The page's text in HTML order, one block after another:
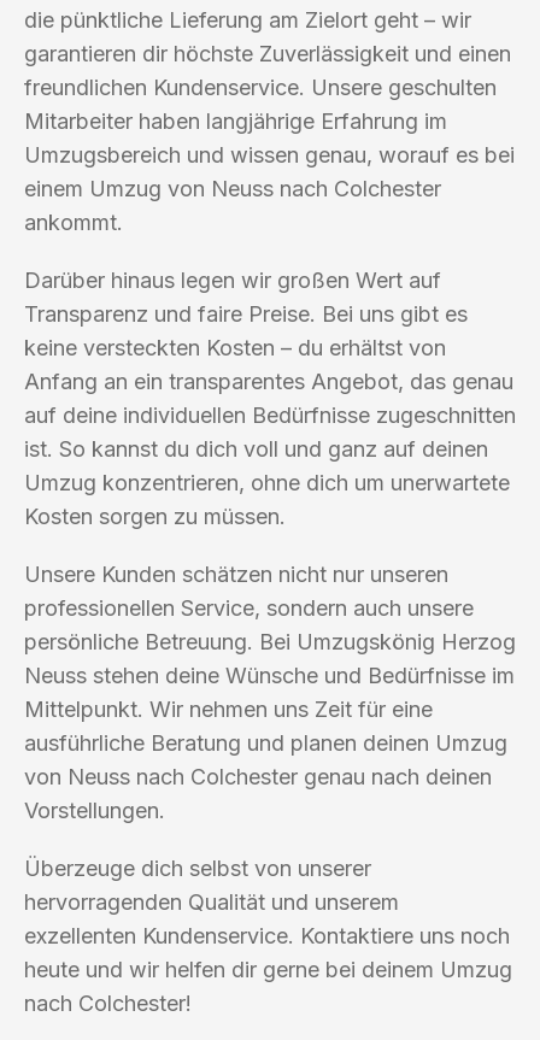
die pünktliche Lieferung am Zielort geht – wir
garantieren dir höchste Zuverlässigkeit und einen
freundlichen Kundenservice. Unsere geschulten
Mitarbeiter haben langjährige Erfahrung im
Umzugsbereich und wissen genau, worauf es bei
einem Umzug von Neuss nach Colchester
ankommt.
Darüber hinaus legen wir großen Wert auf
Transparenz und faire Preise. Bei uns gibt es
keine versteckten Kosten – du erhältst von
Anfang an ein transparentes Angebot, das genau
auf deine individuellen Bedürfnisse zugeschnitten
ist. So kannst du dich voll und ganz auf deinen
Umzug konzentrieren, ohne dich um unerwartete
Kosten sorgen zu müssen.
Unsere Kunden schätzen nicht nur unseren
professionellen Service, sondern auch unsere
persönliche Betreuung. Bei Umzugskönig Herzog
Neuss stehen deine Wünsche und Bedürfnisse im
Mittelpunkt. Wir nehmen uns Zeit für eine
ausführliche Beratung und planen deinen Umzug
von Neuss nach Colchester genau nach deinen
Vorstellungen.
Überzeuge dich selbst von unserer
hervorragenden Qualität und unserem
exzellenten Kundenservice. Kontaktiere uns noch
heute und wir helfen dir gerne bei deinem Umzug
nach Colchester!